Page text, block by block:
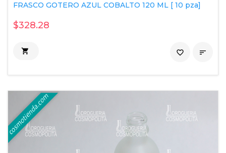
FRASCO GOTERO AZUL COBALTO 120 ML [ 10 pza]
$328.28
 
favorite_border